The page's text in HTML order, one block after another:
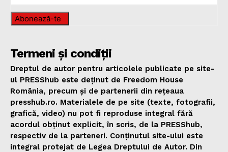
Abonează-te
Termeni și condiții
Dreptul de autor pentru articolele publicate pe site-
ul PRESShub este deținut de Freedom House
România, precum și de partenerii din rețeaua
presshub.ro. Materialele de pe site (texte, fotografii,
grafică, video) nu pot fi reproduse integral fără
acordul obținut explicit, în scris, de la PRESShub,
respectiv de la parteneri. Conținutul site-ului este
integral protejat de Legea Dreptului de Autor. Din